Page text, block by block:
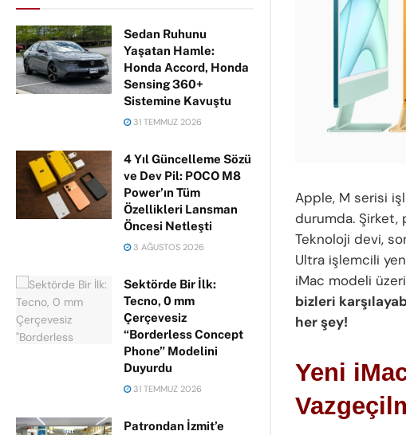
Sedan Ruhunu
Yaşatan Hamle:
Honda Accord, Honda
Sensing 360+
Sistemine Kavuştu
31 TEMMUZ 2026
4 Yıl Güncelleme Sözü
ve Dev Pil: POCO M8
Power’ın Tüm
Özellikleri Lansman
Öncesi Netleşti
3 AĞUSTOS 2026
Sektörde Bir İlk:
Tecno, 0 mm
Çerçevesiz
“Borderless Concept
Phone” Modelini
Duyurdu
31 TEMMUZ 2026
Patrondan İzmit’e
Apple, M serisi
durumda. Şirket,
Teknoloji devi,
Ultra işlemcili
iMac modeli
bizleri
her şey!
Yeni